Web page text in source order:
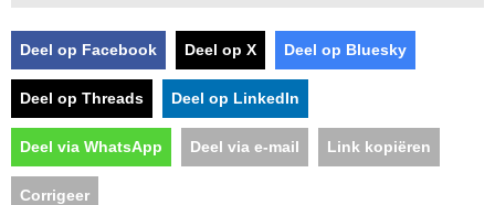
Deel op Facebook Deel op X Deel op Bluesky
Deel op Threads Deel op LinkedIn
Deel via WhatsApp Deel via e-mail Link kopiëren
Corrigeer